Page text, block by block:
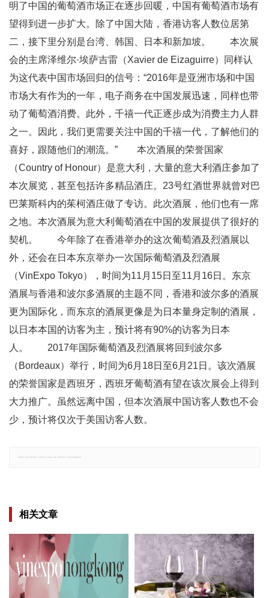
明了中国的葡萄酒市场正在逐步回暖，中国有葡萄酒市场有
望得到进一步扩大。除了中国大陆，香港访客人数位居第
二，接下里分别是台湾、韩国、日本和新加坡。 本次展
会的主席泽维尔·埃萨吉雷（Xavier de Eizaguirre）同样认
为这代表中国市场回归的信号：“2016年是亚洲市场和中国
市场大有作为的一年，电子商务在中国发展迅速，同样也带
动了葡萄酒消费。此外，千禧一代正逐步成为消费主力人群
之一。因此，我们更需要关注中国的千禧一代，了解他们的
喜好，跟随他们的潮流。” 本次酒展的荣誉国家
（Country of Honour）是意大利，大量的意大利酒庄参加了
本次展览，甚至包括许多精品酒庄。23号红酒世界就曾对巴
巴莱斯科内的茱柯酒庄做了专访。此次酒展，他们也有一席
之地。本次酒展为意大利葡萄酒在中国的发展提供了很好的
契机。 今年除了在香港举办的这次葡萄酒及烈酒展以
外，还会在日本东京举办一次国际葡萄酒及烈酒展
（VinExpo Tokyo），时间为11月15日至11月16日。东京
酒展与香港和波尔多酒展的主题不同，香港和波尔多的酒展
更为国际化，而东京的酒展更像是为日本量身定制的酒展，
以日本本国的访客为主，预计将有90%的访客为日本
人。 2017年国际葡萄酒及烈酒展将回到波尔多
（Bordeaux）举行，时间为6月18日至6月21日。该次酒展
的荣誉国家是西班牙，西班牙葡萄酒有望在该次展会上得到
大力推广。虽然远离中国，但本次酒展中国访客人数也不会
少，预计将仅次于美国访客人数。
相关文章